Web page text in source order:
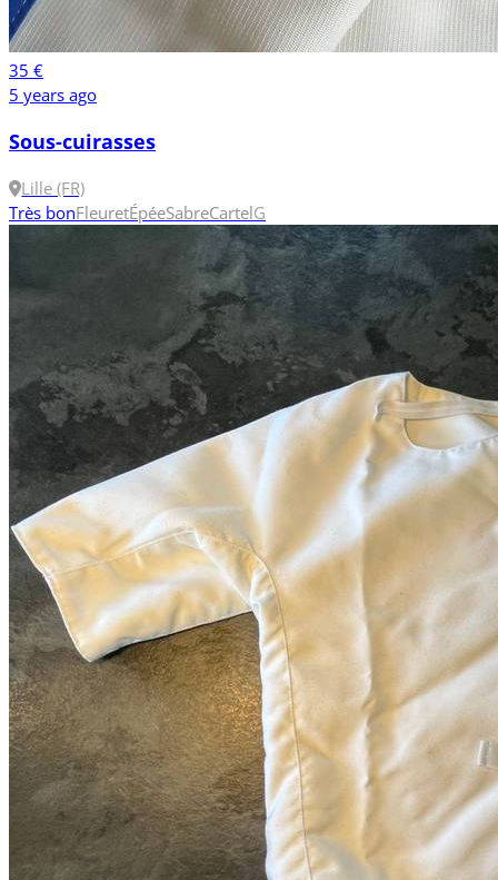
35 €
5 years ago
Sous-cuirasses
Lille (FR)
Très bonFleuretÉpéeSabreCartelG